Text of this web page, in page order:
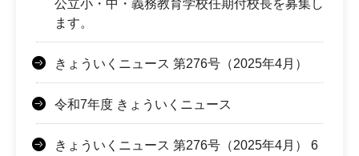
公立小・中・義務教育学校任期付校長を募集し
ます。
きょういくニュース 第276号（2025年4月）
令和7年度 きょういくニュース
きょういくニュース 第276号（2025年4月） 6